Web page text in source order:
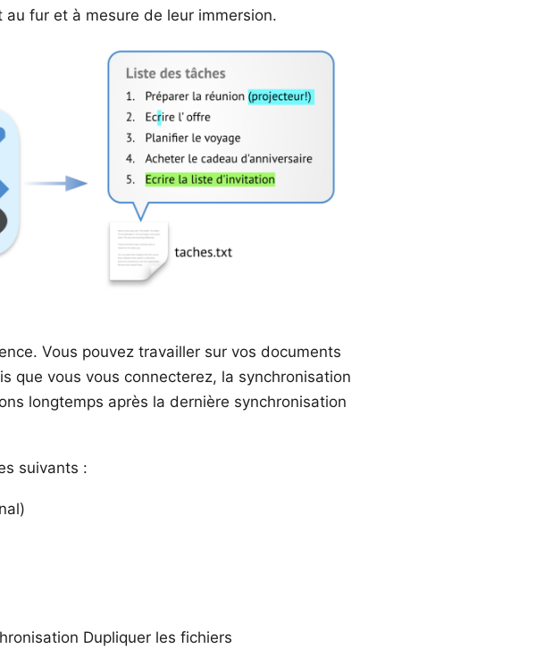
fur et à mesure de leur immersion.
Vous pouvez travailler sur vos documents
que vous vous connecterez, la synchronisation
longtemps après la dernière synchronisation
suivants :
Dupliquer les fichiers